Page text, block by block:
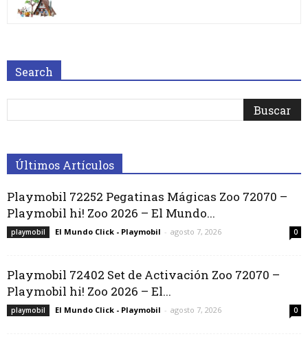
Search
Últimos Artículos
Playmobil 72252 Pegatinas Mágicas Zoo 72070 –
Playmobil hi! Zoo 2026 – El Mundo...
playmobil El Mundo Click - Playmobil - agosto 7, 2026 0
Playmobil 72402 Set de Activación Zoo 72070 –
Playmobil hi! Zoo 2026 – El...
playmobil El Mundo Click - Playmobil - agosto 7, 2026 0